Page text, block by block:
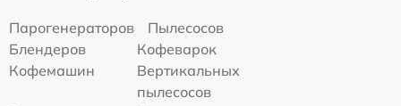
Парогенераторов
Пылесосов
Блендеров
Кофеварок
Кофемашин
Вертикальных
пылесосов